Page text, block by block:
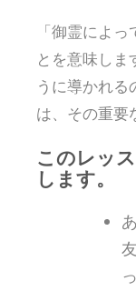
「御霊によ
とを意味しま
うに導かれ
は、その重要
このレッ
します。